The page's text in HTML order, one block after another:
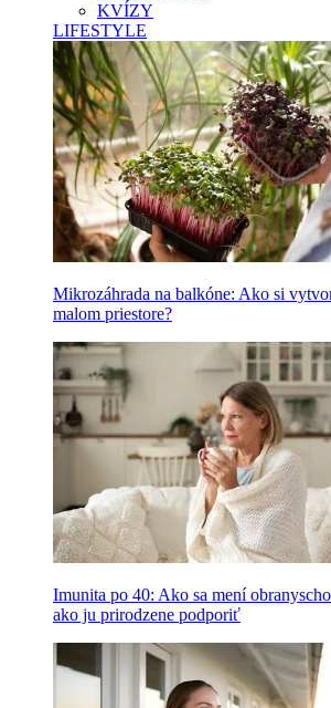
KVÍZY
LIFESTYLE
Mikrozáhrada na balkóne: Ako si
malom priestore?
Imunita po 40: Ako sa mení
ako ju prirodzene podporiť